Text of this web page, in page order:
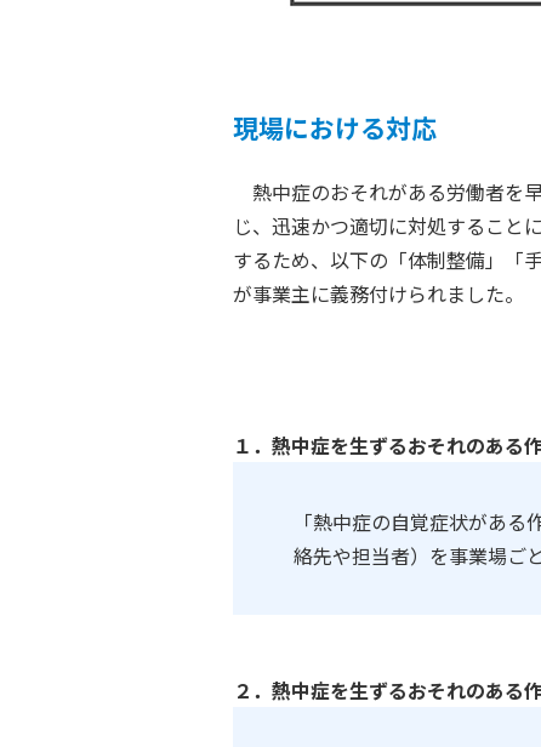
現場における対応
熱中症のおそれがある労働者を
じ、迅速かつ適切に対処すること
するため、以下の「体制整備」「
が事業主に義務付けられました。
１．熱中症を生ずるおそれのある
「熱中症の自覚症状があ
絡先や担当者）を事業場ご
２．熱中症を生ずるおそれのある